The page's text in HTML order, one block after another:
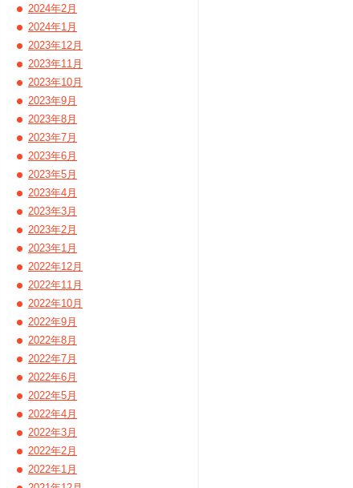
2024年2月
2024年1月
2023年12月
2023年11月
2023年10月
2023年9月
2023年8月
2023年7月
2023年6月
2023年5月
2023年4月
2023年3月
2023年2月
2023年1月
2022年12月
2022年11月
2022年10月
2022年9月
2022年8月
2022年7月
2022年6月
2022年5月
2022年4月
2022年3月
2022年2月
2022年1月